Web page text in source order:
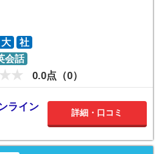
大
社
会話
0.0点（0）
ライン
詳細・口コミ